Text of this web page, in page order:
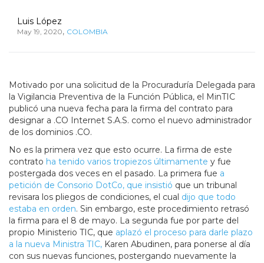
Luis López
May 19, 2020, COLOMBIA
Motivado por una solicitud de la Procuraduría Delegada para
la Vigilancia Preventiva de la Función Pública, el MinTIC
publicó una nueva fecha para la firma del contrato para
designar a .CO Internet S.A.S. como el nuevo administrador
de los dominios .CO.
No es la primera vez que esto ocurre. La firma de este
contrato ha tenido varios tropiezos últimamente y fue
postergada dos veces en el pasado. La primera fue a
petición de Consorio DotCo, que insistió que un tribunal
revisara los pliegos de condiciones, el cual dijo que todo
estaba en orden. Sin embargo, este procedimiento retrasó
la firma para el 8 de mayo. La segunda fue por parte del
propio Ministerio TIC, que aplazó el proceso para darle plazo
a la nueva Ministra TIC, Karen Abudinen, para ponerse al día
con sus nuevas funciones, postergando nuevamente la